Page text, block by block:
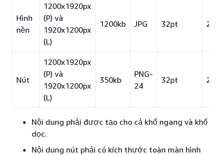
Hình
nền
1200x1920px
(P) và
1920x1200px
(L)
1200kb JPG 32pt
Nút
1200x1920px
(P) và
1920x1200px
(L)
350kb
PNG-
24
32pt
Nội dung phải được tạo cho cả khổ ngang và khổ
dọc.
Nội dung nút phải có kích thước toàn màn hình